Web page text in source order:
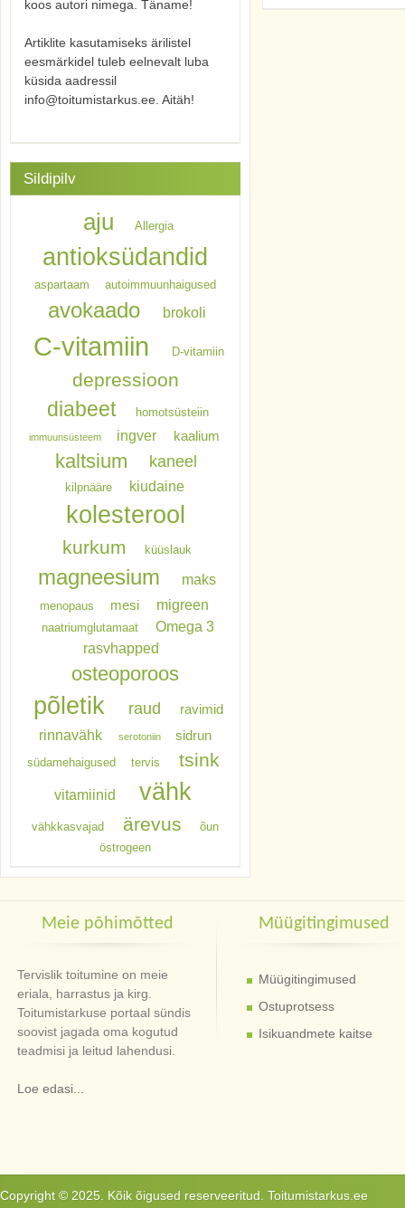
koos autori nimega. Täname!
Artiklite kasutamiseks ärilistel
eesmärkidel tuleb eelnevalt luba
küsida aadressil
info@toitumistarkus.ee. Aitäh!
Sildipilv
aju Allergia
antioksüdandid
aspartaam autoimmuunhaigused
avokaado brokoli
C-vitamiin D-vitamiin
depressioon
diabeet homotsüsteiin
immuunsüsteem ingver kaalium
kaltsium kaneel
kilpnääre kiudaine
kolesterool
kurkum küüslauk
magneesium maks
menopaus mesi migreen
naatriumglutamaat
Omega 3
rasvhapped
osteoporoos
põletik raud ravimid
rinnavähk serotoniin sidrun
südamehaigused tervis tsink
vitamiinid vähk
vähkkasvajad ärevus
õun
östrogeen
Meie põhimõtted
Tervislik toitumine on meie
eriala, harrastus ja kirg.
Toitumistarkuse portaal sündis
soovist jagada oma kogutud
teadmisi ja leitud lahendusi.
Loe edasi...
Müügitingimused
Müügitingimused
Ostuprotsess
Isikuandmete kaitse
Copyright © 2025. Kõik õigused reserveeritud. Toitumistarkus.ee